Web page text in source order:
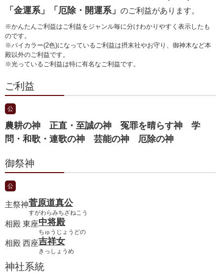
「金運系」「厄除・開運系」 のご利益があります。
※かんたんご利益はご利益をジャンル毎に分けわかりやすく表示したも
のです。
※バイカラー(2色)になっているご利益は摂末社やお守り、御神木など本
殿以外のご利益です。
※光っているご利益は特に有名なご利益です。
ご利益
公
農耕の神 正直・至誠の神 冤罪を晴らす神 学
問・和歌・連歌の神 芸能の神 厄除の神
御祭神
公
主祭神菅原道真公
すがわらみちざねこう
相殿 東座中将殿
ちゅうじょうどの
相殿 西座吉祥女
きっしょうめ
神社系統